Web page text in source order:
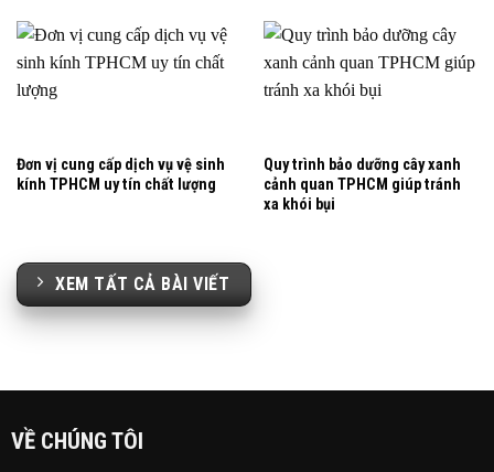
Đơn vị cung cấp dịch vụ vệ sinh
kính TPHCM uy tín chất lượng
Quy trình bảo dưỡng cây xanh
cảnh quan TPHCM giúp tránh
xa khói bụi
XEM TẤT CẢ BÀI VIẾT
VỀ CHÚNG TÔI